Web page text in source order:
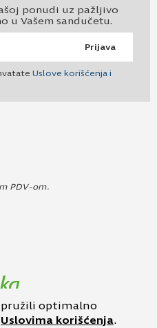
ponudi uz pažljivo
u Vašem sandučetu.
Prijava
Uslove korišćenja i
PDV-om.
pružili optimalno
Uslovima korišćenja.